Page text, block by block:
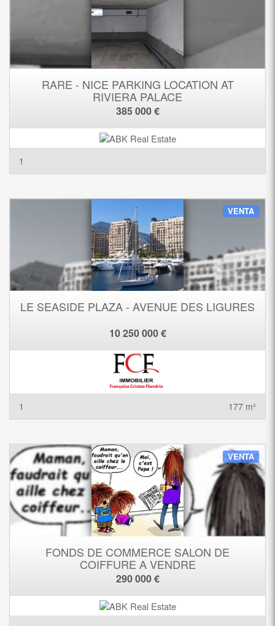
RARE - NICE PARKING LOCATION AT
RIVIERA PALACE
385 000 €
1
VENTA
LE SEASIDE PLAZA - AVENUE DES LIGURES
10 250 000 €
1 177 m²
VENTA
FONDS DE COMMERCE SALON DE
COIFFURE A VENDRE
290 000 €